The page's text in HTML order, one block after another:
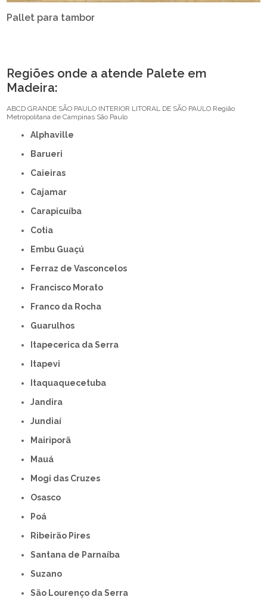
Pallet para tambor
Regiões onde a atende Palete em
Madeira:
ABCD GRANDE SÃO PAULO INTERIOR LITORAL DE SÃO PAULO Região
Metropolitana de Campinas São Paulo
Alphaville
Barueri
Caieiras
Cajamar
Carapicuíba
Cotia
Embu Guaçú
Ferraz de Vasconcelos
Francisco Morato
Franco da Rocha
Guarulhos
Itapecerica da Serra
Itapevi
Itaquaquecetuba
Jandira
Jundiaí
Mairiporã
Mauá
Mogi das Cruzes
Osasco
Poá
Ribeirão Pires
Santana de Parnaíba
Suzano
São Lourenço da Serra